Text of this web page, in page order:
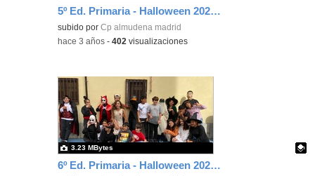
5º Ed. Primaria - Halloween 2022-23
Contenido educativo.
subido porCp almudena madrid
-hace 3 años -402 visualizaciones
6º Ed. Primaria - Halloween 2022-23
3.23 MBytes